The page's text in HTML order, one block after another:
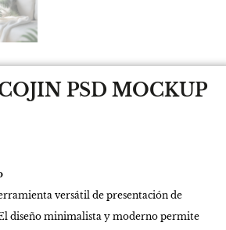
PSD MOCKUP
versátil de presentación de
diseño minimalista y moderno permite